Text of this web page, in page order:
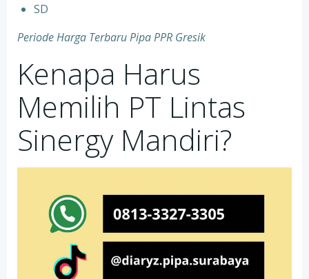
⁠SD
Periode Harga Terbaru Pipa PPR Gresik
Kenapa Harus
Memilih PT Lintas
Sinergy Mandiri?